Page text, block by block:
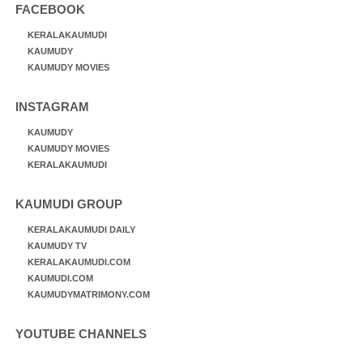
FACEBOOK
KERALAKAUMUDI
KAUMUDY
KAUMUDY MOVIES
INSTAGRAM
KAUMUDY
KAUMUDY MOVIES
KERALAKAUMUDI
KAUMUDI GROUP
KERALAKAUMUDI DAILY
KAUMUDY TV
KERALAKAUMUDI.COM
KAUMUDI.COM
KAUMUDYMATRIMONY.COM
YOUTUBE CHANNELS